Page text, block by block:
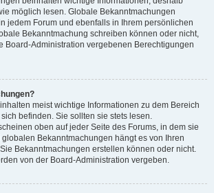
möglich lesen. Globale Bekanntmachungen
jedem Forum und ebenfalls in Ihrem persönlichen
Bekanntmachung schreiben können oder nicht,
Board-Administration vergebenen Berechtigungen
meist wichtige Informationen zu dem Bereich
befinden. Sie sollten sie stets lesen.
oben auf jeder Seite des Forums, in dem sie
Bekanntmachungen hängt es von Ihren
Bekanntmachungen erstellen können oder nicht.
von der Board-Administration vergeben.